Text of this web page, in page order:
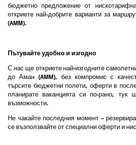
бюджетно предложение от
откриете най-добрите варианти за
(AMM).
Пътувайте удобно и изгодно
С нас ще откриете най-изгодните
до Аман (AMM), без компромис с
търсите бюджетни полети, оферти в
планирате ваканцията си по-рано, тук
възможности.
Не чакайте последния момент –
се възползвайте от специални оферти и